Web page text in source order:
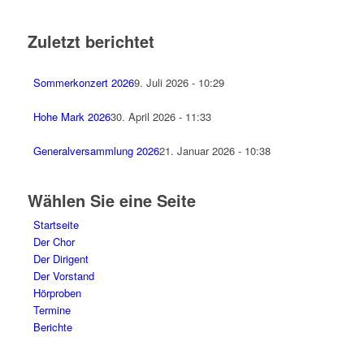
Zuletzt berichtet
Sommerkonzert 20269. Juli 2026 - 10:29
Hohe Mark 202630. April 2026 - 11:33
Generalversammlung 202621. Januar 2026 - 10:38
Wählen Sie eine Seite
Startseite
Der Chor
Der Dirigent
Der Vorstand
Hörproben
Termine
Berichte